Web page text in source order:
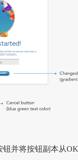
并将按钮副本从OK